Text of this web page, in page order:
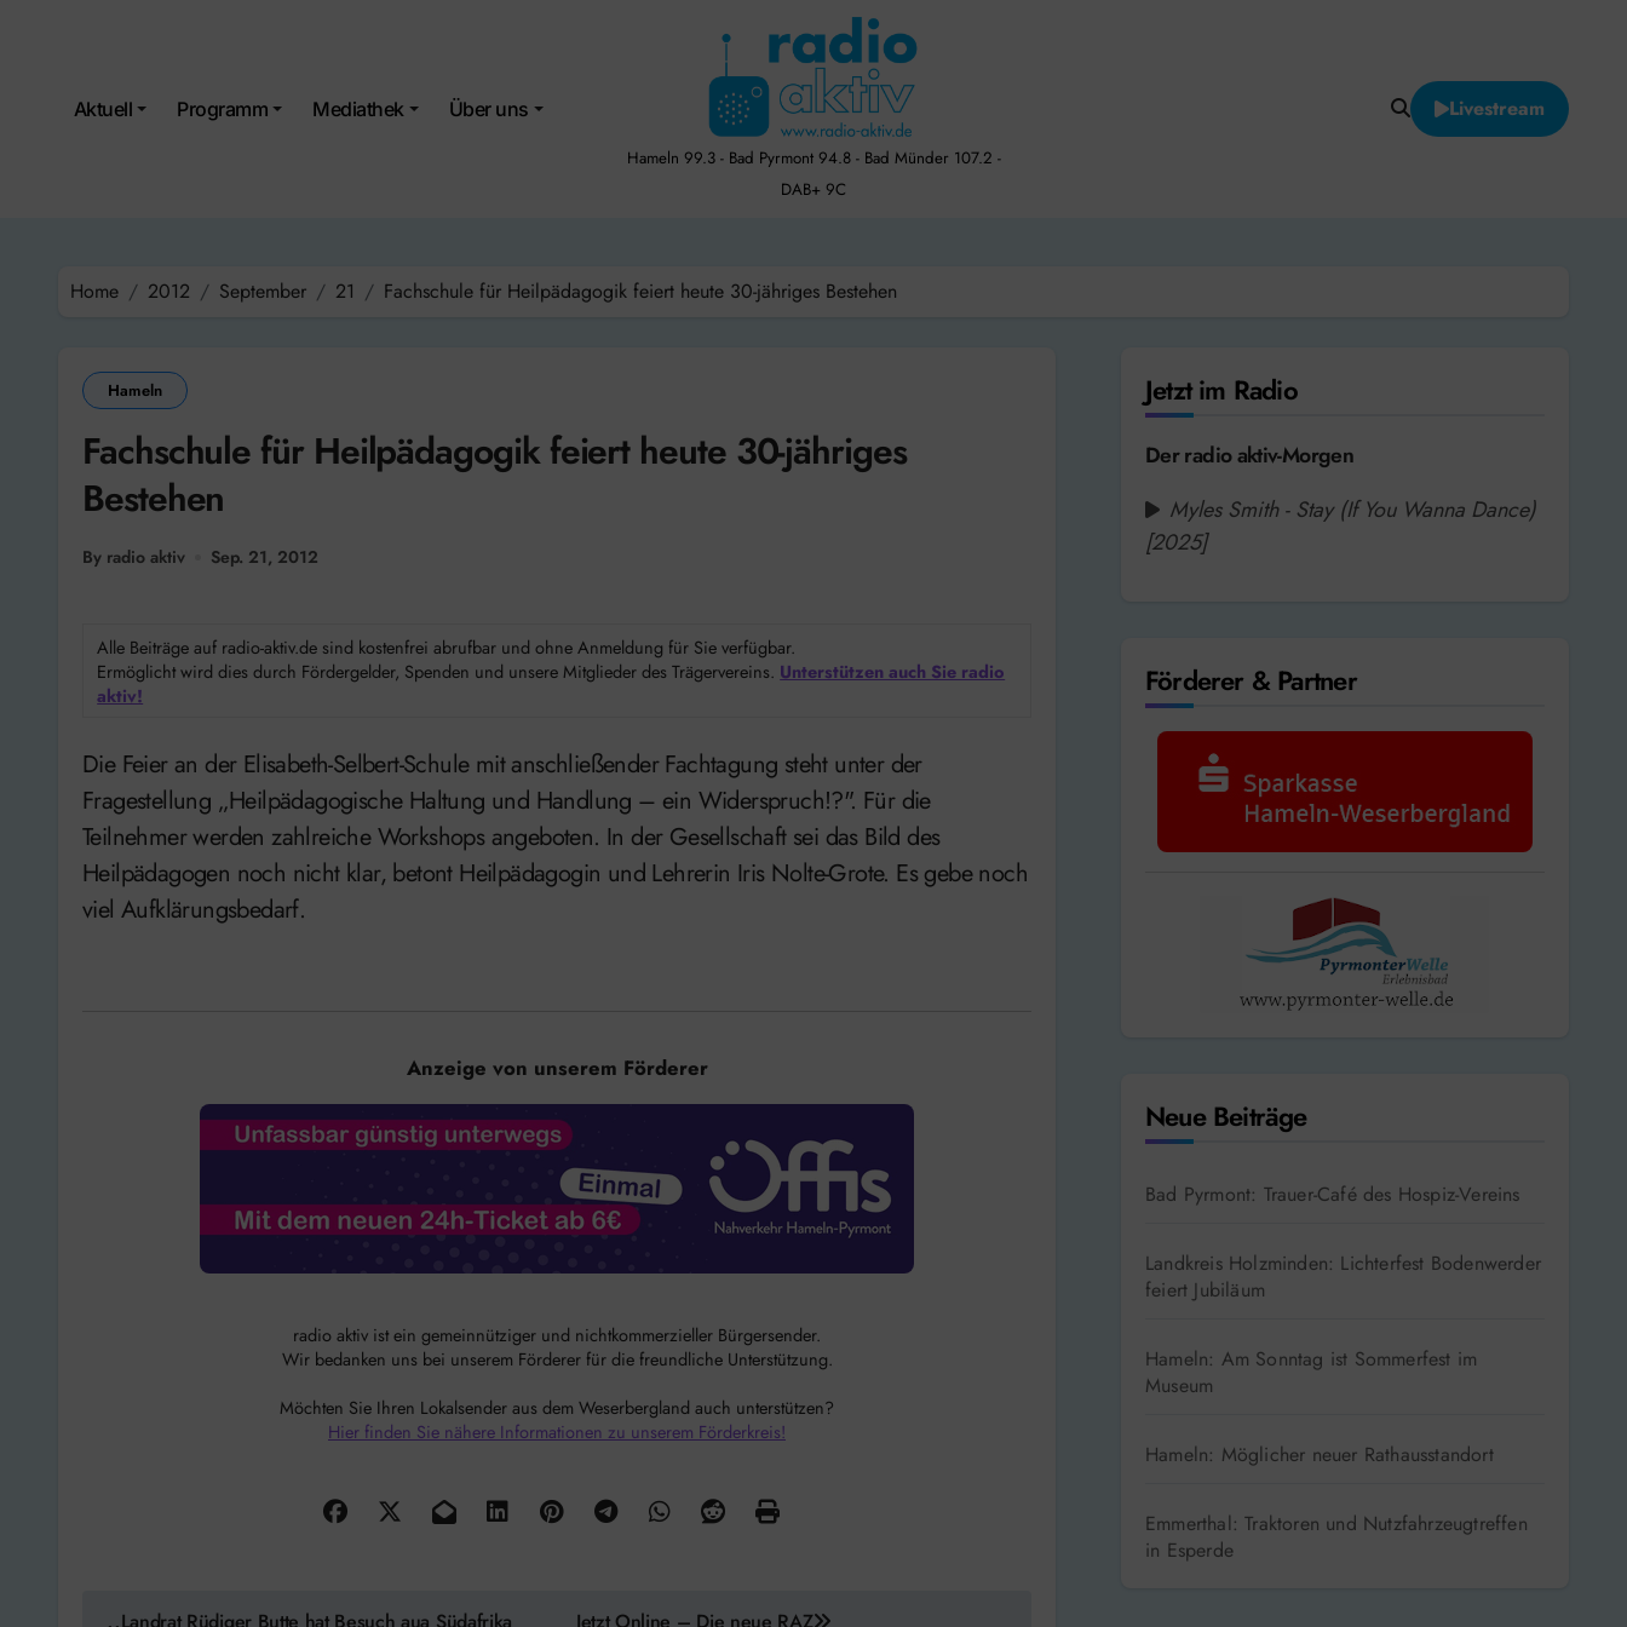
Aktuell Programm Mediathek Über uns
Hameln 99.3 - Bad Pyrmont 94.8 - Bad Münder 107.2 -
DAB+ 9C
Livestream
Home 2012 September 21 Fachschule für Heilpädagogik feiert heute 30-jähriges Bestehen
Hameln
Fachschule für Heilpädagogik feiert heute 30-jähriges
Bestehen
By radio aktiv Sep. 21, 2012
Alle Beiträge auf radio-aktiv.de sind kostenfrei abrufbar und ohne Anmeldung für Sie verfügbar.
Ermöglicht wird dies durch Fördergelder, Spenden und unsere Mitglieder des Trägervereins. Unterstützen auch Sie radio
aktiv!
Die Feier an der Elisabeth-Selbert-Schule mit anschließender Fachtagung steht unter der
Fragestellung „Heilpädagogische Haltung und Handlung – ein Widerspruch!?". Für die
Teilnehmer werden zahlreiche Workshops angeboten. In der Gesellschaft sei das Bild des
Heilpädagogen noch nicht klar, betont Heilpädagogin und Lehrerin Iris Nolte-Grote. Es gebe noch
viel Aufklärungsbedarf.
Anzeige von unserem Förderer
radio aktiv ist ein gemeinnütziger und nichtkommerzieller Bürgersender.
Wir bedanken uns bei unserem Förderer für die freundliche Unterstützung.
Möchten Sie Ihren Lokalsender aus dem Weserbergland auch unterstützen?
Hier finden Sie nähere Informationen zu unserem Förderkreis!
Beitragsnavigation
Landrat Rüdiger Butte hat Besuch aua Südafrika
Jetzt Online – Die neue RAZ
Jetzt im Radio
Der radio aktiv-Morgen
Myles Smith - Stay (If You Wanna Dance)
[2025]
Förderer & Partner
Neue Beiträge
Bad Pyrmont: Trauer-Café des Hospiz-Vereins
Landkreis Holzminden: Lichterfest Bodenwerder
feiert Jubiläum
Hameln: Am Sonntag ist Sommerfest im
Museum
Hameln: Möglicher neuer Rathausstandort
Emmerthal: Traktoren und Nutzfahrzeugtreffen
in Esperde